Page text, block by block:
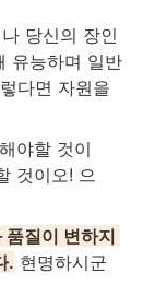
당신의 장인
유능하며 일반
다면 자원을
야할 것이
것이오! 으
품질이 변하지
. 현명하시군